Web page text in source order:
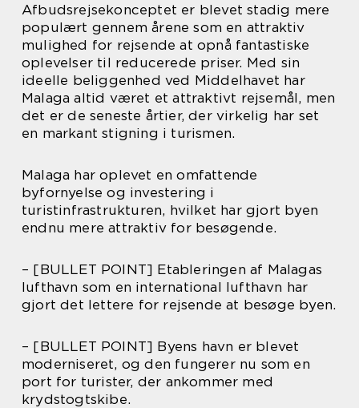
Afbudsrejsekonceptet er blevet stadig mere
populært gennem årene som en attraktiv
mulighed for rejsende at opnå fantastiske
oplevelser til reducerede priser. Med sin
ideelle beliggenhed ved Middelhavet har
Malaga altid været et attraktivt rejsemål, men
det er de seneste årtier, der virkelig har set
en markant stigning i turismen.
Malaga har oplevet en omfattende
byfornyelse og investering i
turistinfrastrukturen, hvilket har gjort byen
endnu mere attraktiv for besøgende.
– [BULLET POINT] Etableringen af Malagas
lufthavn som en international lufthavn har
gjort det lettere for rejsende at besøge byen.
– [BULLET POINT] Byens havn er blevet
moderniseret, og den fungerer nu som en
port for turister, der ankommer med
krydstogtskibe.